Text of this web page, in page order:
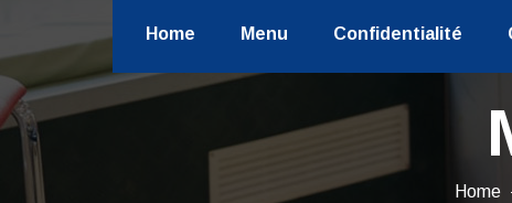
Home Menu Confidentialité
Home